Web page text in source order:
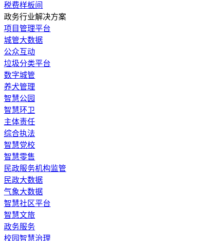
税费样板间
政务行业解决方案
​项目管理平台
城管大数据
公众互动
垃圾分类平台
数字城管
养犬管理
智慧公园
智慧环卫
主体责任
综合执法
智慧党校
智慧零售
民政服务机构监管
民政大数据
气象大数据
智慧社区平台
智慧文旅
政务服务
校园智慧治理